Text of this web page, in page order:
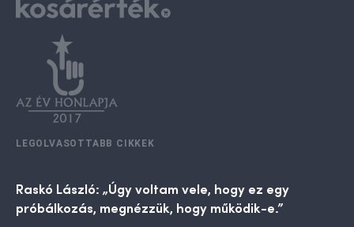
LEGOLVASOTTABB CIKKEK
Raskó László: „Úgy voltam vele, hogy ez egy
próbálkozás, megnézzük, hogy működik-e.”